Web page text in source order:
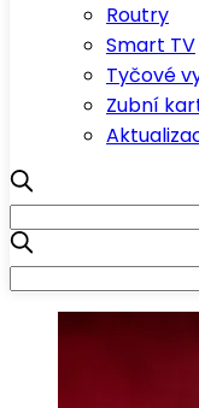
Routry
Smart TV
Tyčové
Zubní